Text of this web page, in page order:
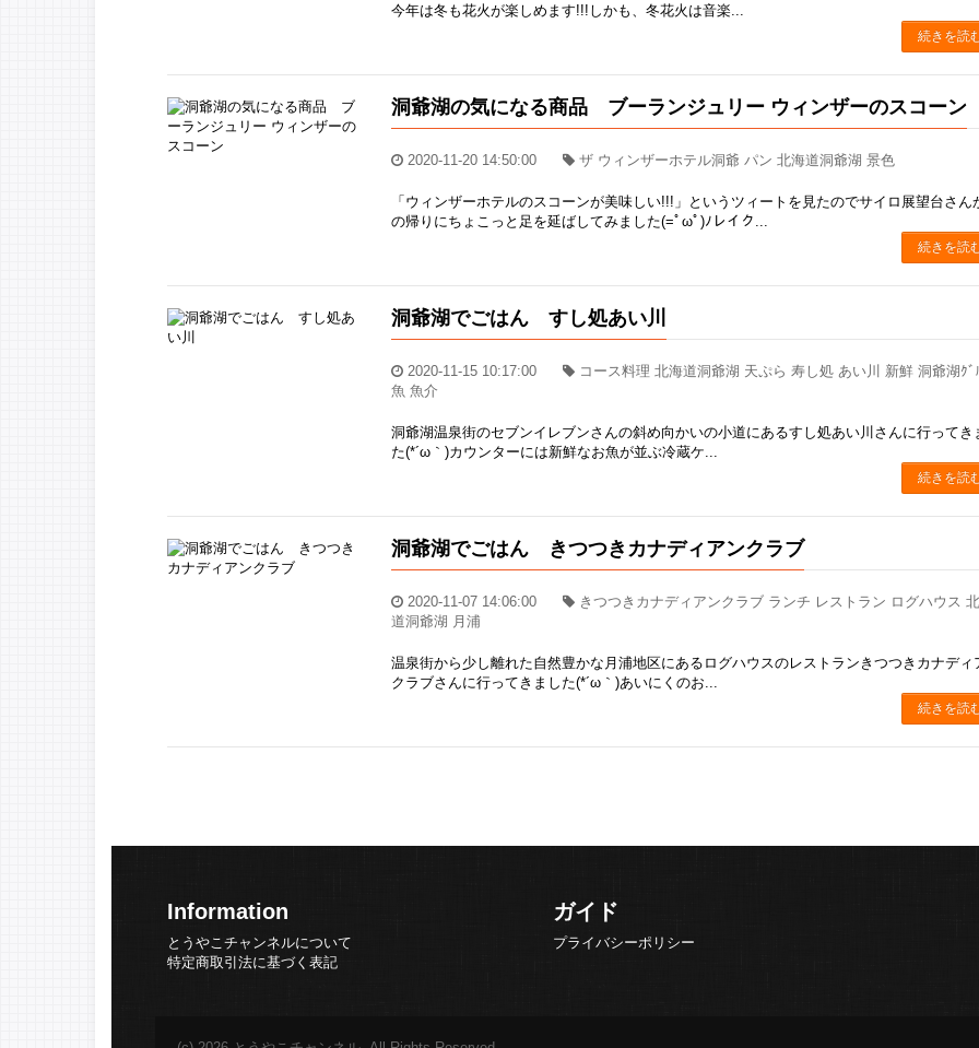
今年は冬も花火が楽しめます!!!しかも、冬花火は音楽...
続きを読
洞爺湖の気になる商品 ブーランジュリー ウィンザーのスコーン
2020-11-20 14:50:00 ザ ウィンザーホテル洞爺 パン 北海道洞爺湖 景色
「ウィンザーホテルのスコーンが美味しい!!!」というツィートを見たのでサイロ展望台さん
の帰りにちょこっと足を延ばしてみました(=ﾟωﾟ)ﾉレイク...
続きを読
洞爺湖でごはん すし処あい川
2020-11-15 10:17:00
コース料理 北海道洞爺湖 天ぷら 寿し処 あい川 新鮮 洞爺湖ｸﾞ
魚 魚介
洞爺湖温泉街のセブンイレブンさんの斜め向かいの小道にあるすし処あい川さんに行ってき
た(*´ω｀)カウンターには新鮮なお魚が並ぶ冷蔵ケ...
続きを読
洞爺湖でごはん きつつきカナディアンクラブ
2020-11-07 14:06:00
きつつきカナディアンクラブ ランチ レストラン ログハウス
道洞爺湖 月浦
温泉街から少し離れた自然豊かな月浦地区にあるログハウスのレストランきつつきカナディ
クラブさんに行ってきました(*´ω｀)あいにくのお...
続きを読
Information
とうやこチャンネルについて
特定商取引法に基づく表記
ガイド
プライバシーポリシー